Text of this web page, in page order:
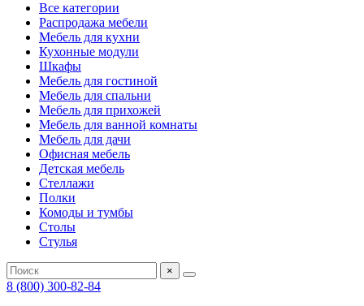
Все категории
Распродажа мебели
Мебель для кухни
Кухонные модули
Шкафы
Мебель для гостиной
Мебель для спальни
Мебель для прихожей
Мебель для ванной комнаты
Мебель для дачи
Офисная мебель
Детская мебель
Стеллажи
Полки
Комоды и тумбы
Столы
Стулья
×
8 (800) 300-82-84